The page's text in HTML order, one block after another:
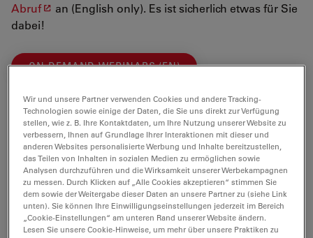
Abruf
an (English only). Es ist sicherlich etwas für Sie
dabei!
ON-DEMAND WEBINARS (EN)
Wir freuen uns auf Sie!
Wir und unsere Partner verwenden Cookies und andere Tracking-
Technologien sowie einige der Daten, die Sie uns direkt zur Verfügung
stellen, wie z. B. Ihre Kontaktdaten, um Ihre Nutzung unserer Website zu
verbessern, Ihnen auf Grundlage Ihrer Interaktionen mit dieser und
anderen Websites personalisierte Werbung und Inhalte bereitzustellen,
das Teilen von Inhalten in sozialen Medien zu ermöglichen sowie
Analysen durchzuführen und die Wirksamkeit unserer Werbekampagnen
zu messen. Durch Klicken auf „Alle Cookies akzeptieren“ stimmen Sie
dem sowie der Weitergabe dieser Daten an unsere Partner zu (siehe Link
unten). Sie können Ihre Einwilligungseinstellungen jederzeit im Bereich
„Cookie-Einstellungen“ am unteren Rand unserer Website ändern.
Lesen Sie unsere Cookie-Hinweise, um mehr über unsere Praktiken zu